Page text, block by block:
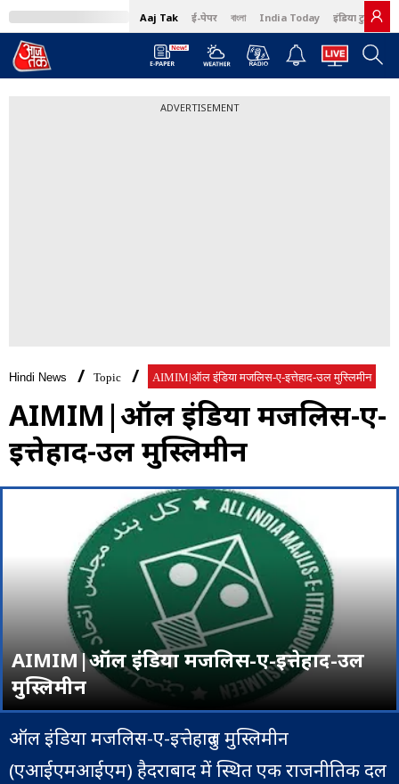
Aaj Tak ई-पेपर বাংলা India Today इंडिया टुडे हिंदी
ADVERTISEMENT
Hindi News Topic AIMIM|ऑल इंडिया मजलिस-ए-इत्तेहाद-उल मुस्लिमीन
AIMIM|ऑल इंडिया मजलिस-ए-
इत्तेहाद-उल मुस्लिमीन
AIMIM|ऑल इंडिया मजलिस-ए-इत्तेहाद-उल
मुस्लिमीन
ऑल इंडिया मजलिस-ए-इत्तेहादुल मुस्लिमीन
(एआईएमआईएम) हैदराबाद में स्थित एक राजनीतिक दल